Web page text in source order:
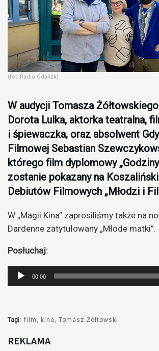
(fot. Radio Gdańsk)
W audycji Tomasza
Dorota Lulka, aktorka teatralna,
i śpiewaczka, oraz absolwent
Filmowej Sebastian
którego film dyplomowy
zostanie pokazany na
Debiutów Filmowych „Młodzi i
W „Magii Kina” zaprosiliśmy także na
Dardenne zatytułowany „Młode matki”.
Posłuchaj:
Odtwarzacz
plików
00:00
Tagi: film kino Tomasz Żółtowski
REKLAMA